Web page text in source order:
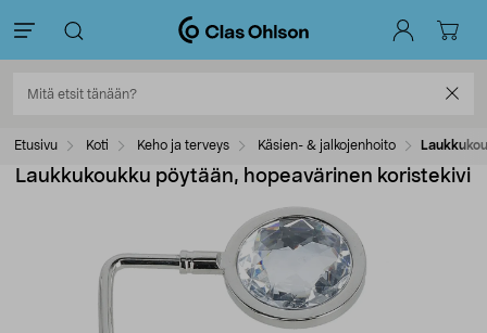
Etusivu Koti Keho ja terveys Käsien- & jalkojenhoito
Laukkukoukku pöytään, hopeavärinen koristekivi